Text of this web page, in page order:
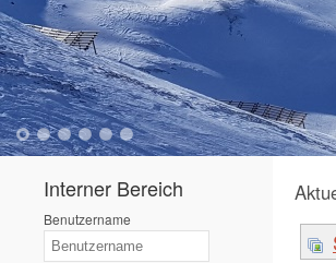
1 2 3 4 5 6
Interner Bereich
Benutzername